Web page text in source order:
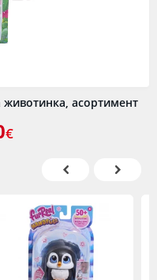
асортимент
€